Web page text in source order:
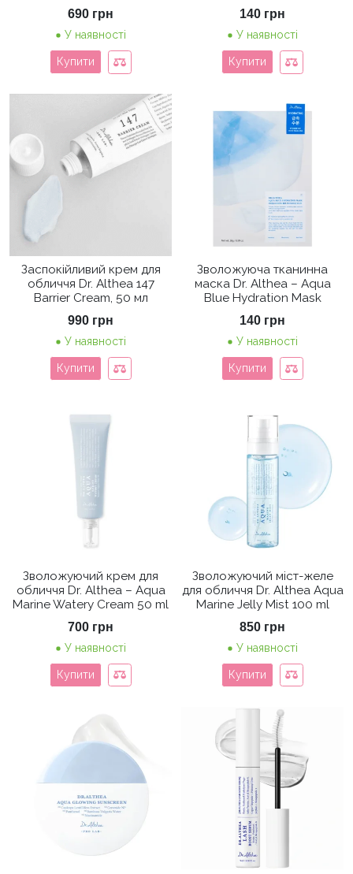
690 грн
У наявності
Купити
140 грн
У наявності
Купити
Заспокійливий крем для
обличчя Dr. Althea 147
Barrier Cream, 50 мл
990 грн
У наявності
Купити
Зволожуюча тканинна
маска Dr. Althea – Aqua
Blue Hydration Mask
140 грн
У наявності
Купити
Зволожуючий крем для
обличчя Dr. Althea – Aqua
Marine Watery Cream 50 ml
700 грн
У наявності
Купити
Зволожуючий міст-желе
для обличчя Dr. Althea Aqua
Marine Jelly Mist 100 ml
850 грн
У наявності
Купити